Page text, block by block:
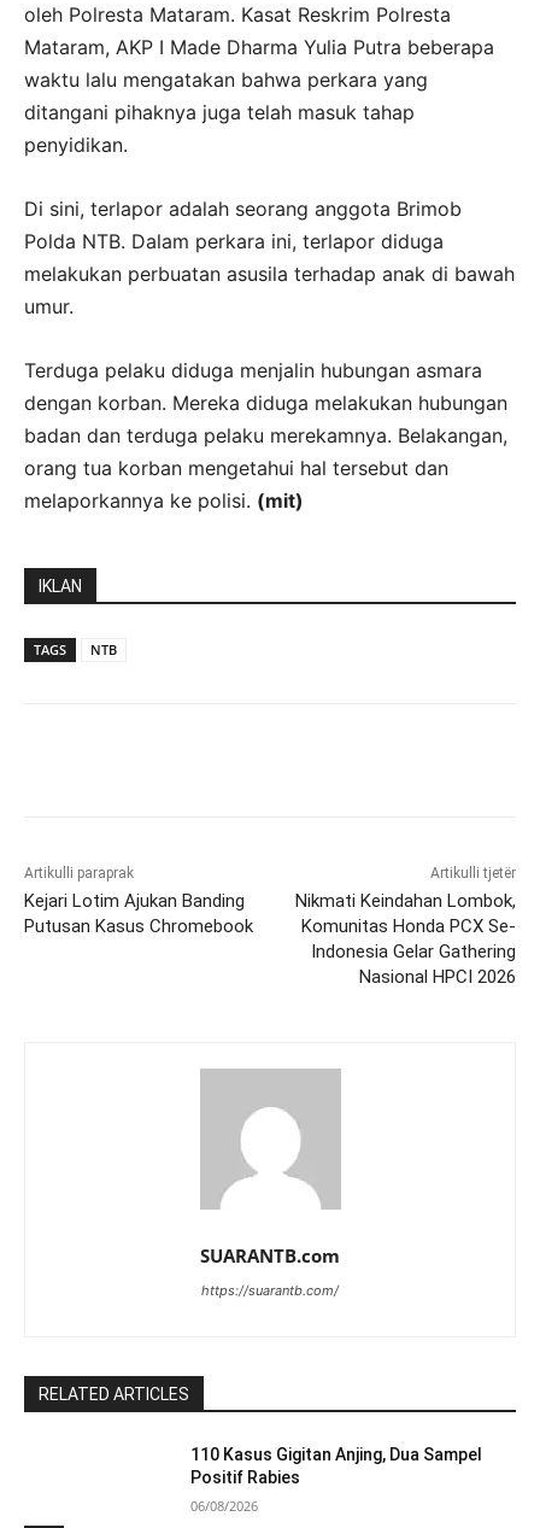
oleh Polresta Mataram. Kasat Reskrim Polresta
Mataram, AKP I Made Dharma Yulia Putra beberapa
waktu lalu mengatakan bahwa perkara yang
ditangani pihaknya juga telah masuk tahap
penyidikan.
Di sini, terlapor adalah seorang anggota Brimob
Polda NTB. Dalam perkara ini, terlapor diduga
melakukan perbuatan asusila terhadap anak di bawah
umur.
Terduga pelaku diduga menjalin hubungan asmara
dengan korban. Mereka diduga melakukan hubungan
badan dan terduga pelaku merekamnya. Belakangan,
orang tua korban mengetahui hal tersebut dan
melaporkannya ke polisi. (mit)
IKLAN
TAGS NTB
Artikulli paraprak
Kejari Lotim Ajukan Banding
Putusan Kasus Chromebook
Artikulli tjetër
Nikmati Keindahan Lombok,
Komunitas Honda PCX Se-
Indonesia Gelar Gathering
Nasional HPCI 2026
SUARANTB.com
https://suarantb.com/
RELATED ARTICLES
110 Kasus Gigitan Anjing, Dua Sampel
Positif Rabies
06/08/2026